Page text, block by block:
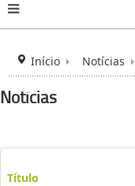
a
Início Notícias
Notícias
Título